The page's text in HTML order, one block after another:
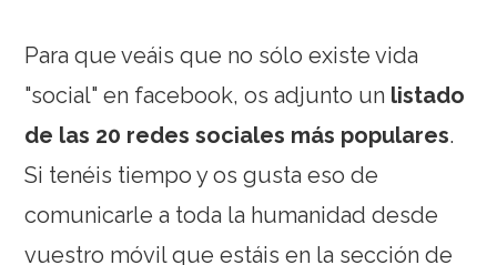
Para que veáis que no sólo existe vida
"social" en facebook, os adjunto un listado
de las 20 redes sociales más populares.
Si tenéis tiempo y os gusta eso de
comunicarle a toda la humanidad desde
vuestro móvil que estáis en la sección de